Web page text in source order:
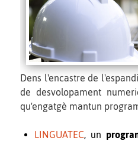
Dens l'encastre de
de desvolopament
qu'engatgè mantun
LINGUATEC, un